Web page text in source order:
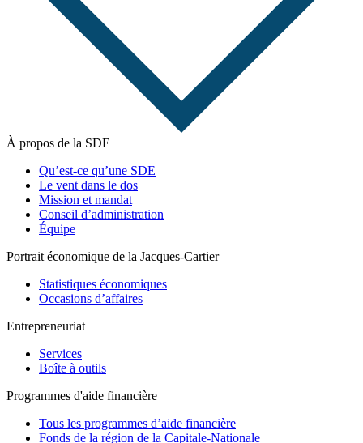
À propos de la SDE
Qu’est-ce qu’une SDE
Le vent dans le dos
Mission et mandat
Conseil d’administration
Équipe
Portrait économique de la Jacques-Cartier
Statistiques économiques
Occasions d’affaires
Entrepreneuriat
Services
Boîte à outils
Programmes d'aide financière
Tous les programmes d’aide financière
Fonds de la région de la Capitale-Nationale